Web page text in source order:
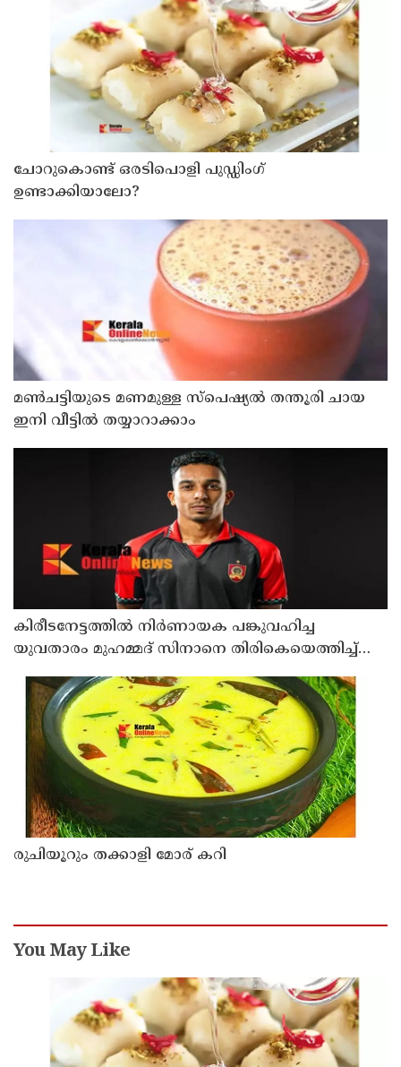
ചോറുകൊണ്ട് ഒരടിപൊളി പുഡ്ഡിംഗ്
ഉണ്ടാക്കിയാലോ?
മൺചട്ടിയുടെ മണമുള്ള സ്പെഷ്യൽ തന്തൂരി ചായ
ഇനി വീട്ടിൽ തയ്യാറാക്കാം
കിരീടനേട്ടത്തില്‍ നിര്‍ണായക പങ്കുവഹിച്ച
യുവതാരം മുഹമ്മദ് സിനാനെ തിരികെയെത്തിച്ച്
കണ്ണൂര്‍ വാരിയേഴ്സ് എഫ്സി
രുചിയൂറും തക്കാളി മോര് കറി
You May Like